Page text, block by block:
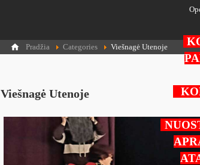
Pradžia Categories Viešnagė Utenoje
Viešnagė Utenoje